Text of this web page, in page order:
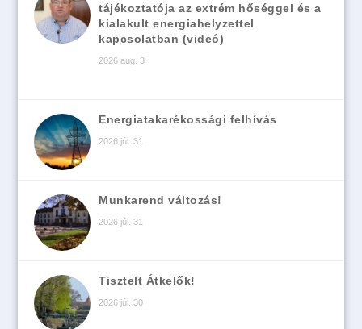
tájékoztatója az extrém hőséggel és a
kialakult energiahelyzettel
kapcsolatban (videó)
2026 aug. 3
Energiatakarékossági felhívás
2026 júl. 31
Munkarend változás!
2026 júl. 31
Tisztelt Átkelők!
2026 júl. 30